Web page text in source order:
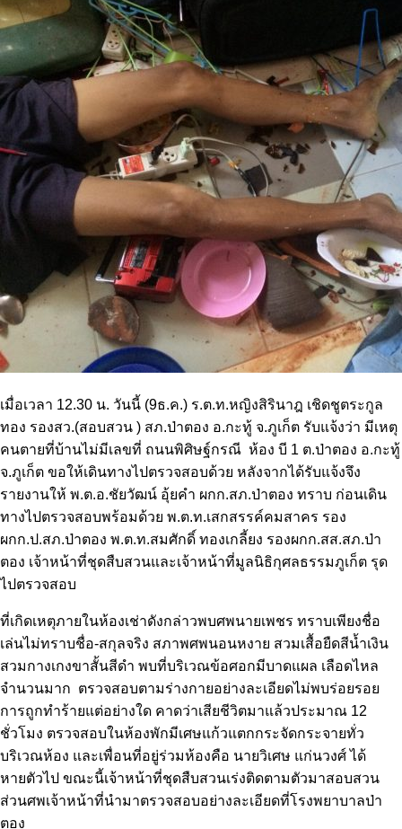
เมื่อเวลา 12.30 น. วันนี้ (9ธ.ค.) ร.ต.ท.หญิงสิรินาฎ เชิดชูตระกูล
ทอง รองสว.(สอบสวน ) สภ.ป่าตอง อ.กะทู้ จ.ภูเก็ต รับแจ้งว่า มีเหตุ
คนตายที่บ้านไม่มีเลขที่ ถนนพิศิษฐ์กรณี ห้อง บี 1 ต.ป่าตอง อ.กะทู้
จ.ภูเก็ต ขอให้เดินทางไปตรวจสอบด้วย หลังจากได้รับแจ้งจึง
รายงานให้ พ.ต.อ.ชัยวัฒน์ อุ้ยคำ ผกก.สภ.ป่าตอง ทราบ ก่อนเดิน
ทางไปตรวจสอบพร้อมด้วย พ.ต.ท.เสกสรรค์คมสาคร รอง
ผกก.ป.สภ.ป่าตอง พ.ต.ท.สมศักดิ์ ทองเกลี้ยง รองผกก.สส.สภ.ป่า
ตอง เจ้าหน้าที่ชุดสืบสวนและเจ้าหน้าที่มูลนิธิกุศลธรรมภูเก็ต รุด
ไปตรวจสอบ
ที่เกิดเหตุภายในห้องเช่าดังกล่าวพบศพนายเพชร ทราบเพียงชื่อ
เล่นไม่ทราบชื่อ-สกุลจริง สภาพศพนอนหงาย สวมเสื้อยืดสีน้ำเงิน
สวมกางเกงขาสั้นสีดำ พบที่บริเวณข้อศอกมีบาดแผล เลือดไหล
จำนวนมาก ตรวจสอบตามร่างกายอย่างละเอียดไม่พบร่อยรอย
การถูกทำร้ายแต่อย่างใด คาดว่าเสียชีวิตมาแล้วประมาณ 12
ชั่วโมง ตรวจสอบในห้องพักมีเศษแก้วแตกกระจัดกระจายทั่ว
บริเวณห้อง และเพื่อนที่อยู่ร่วมห้องคือ นายวิเศษ แก่นวงศ์ ได้
หายตัวไป ขณะนี้เจ้าหน้าที่ชุดสืบสวนเร่งติดตามตัวมาสอบสวน
ส่วนศพเจ้าหน้าที่นำมาตรวจสอบอย่างละเอียดที่โรงพยาบาลป่า
ตอง